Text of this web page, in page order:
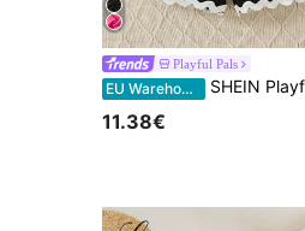
Playful Pals
EU Warehouse SHEIN Playful Pals Vakantie kleurblok tanktop en short voor babymeisjes, set met
11.38€